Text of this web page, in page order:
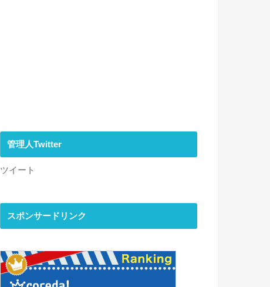
管理人Twitter
ツイート
スポンサードリンク